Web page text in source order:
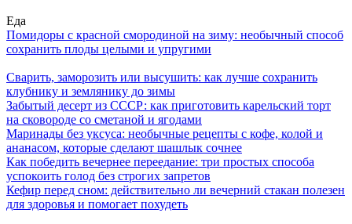
Еда
Помидоры с красной смородиной на зиму: необычный способ
сохранить плоды целыми и упругими
Сварить, заморозить или высушить: как лучше сохранить
клубнику и землянику до зимы
Забытый десерт из СССР: как приготовить карельский торт
на сковороде со сметаной и ягодами
Маринады без уксуса: необычные рецепты с кофе, колой и
ананасом, которые сделают шашлык сочнее
Как победить вечернее переедание: три простых способа
успокоить голод без строгих запретов
Кефир перед сном: действительно ли вечерний стакан полезен
для здоровья и помогает похудеть